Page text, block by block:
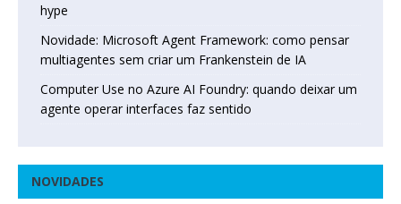
hype
Novidade: Microsoft Agent Framework: como pensar
multiagentes sem criar um Frankenstein de IA
Computer Use no Azure AI Foundry: quando deixar um
agente operar interfaces faz sentido
NOVIDADES